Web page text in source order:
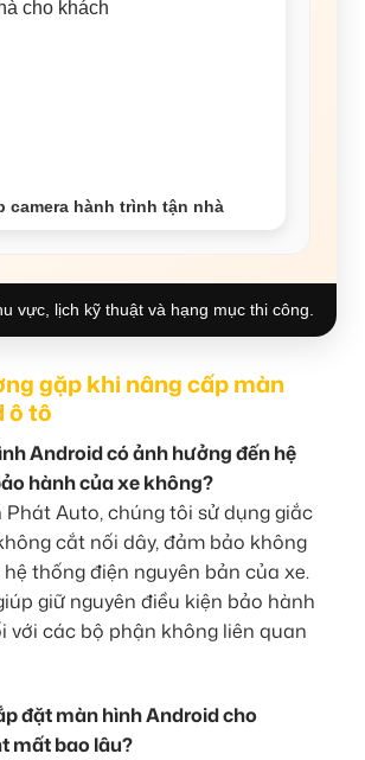
camera hành trình tận nhà
vực, lịch kỹ thuật và hạng mục thi công.
gặp khi nâng cấp màn
ô tô
Android có ảnh hưởng đến hệ
hành của xe không?
Phát Auto, chúng tôi sử dụng giắc
cắt nối dây, đảm bảo không
thống điện nguyên bản của xe.
giữ nguyên điều kiện bảo hành
với các bộ phận không liên quan
đặt màn hình Android cho
mất bao lâu?